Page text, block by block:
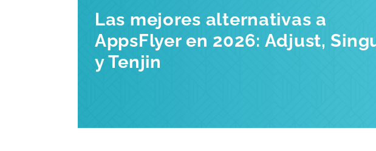
Las mejores alternativas a
AppsFlyer en 2026: Adjust,
y Tenjin